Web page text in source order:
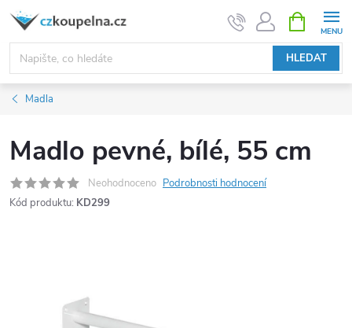
Přejít
obsah
HLEDAT
NÁKUPNÍ
KOŠÍK
Madla
Madlo pevné, bílé, 55 cm
Neohodnoceno Podrobnosti hodnocení
Kód produktu: KD299